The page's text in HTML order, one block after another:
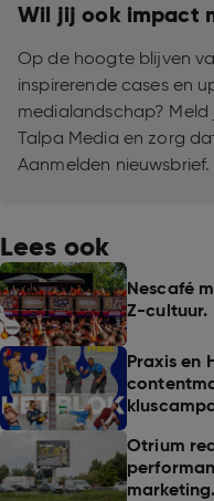
Wil jij ook impact
Op de hoogte blijven
inspirerende cases en
medialandschap?
Talpa Media en zorg
Aanmelden nieuwsbrief.
Lees ook
Nescafé
Z-cultuur.
Praxis en
Otrium
marketing.